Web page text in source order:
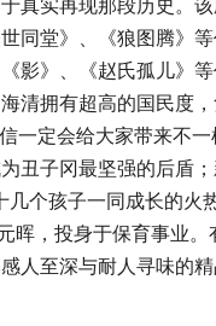
真实再现那段历史。该
同堂》、《狼图腾》
影》、《赵氏孤儿》
海清拥有超高的国民度
一定会给大家带来不
丑子冈最坚强的后盾
个孩子一同成长的火
晖 ，投身于保育事业
人至深与耐人寻味的精